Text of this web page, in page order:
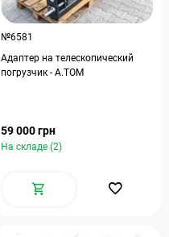
№6581
Адаптер на телескопический
погрузчик - A.TOM
59 000 грн
На складе (2)